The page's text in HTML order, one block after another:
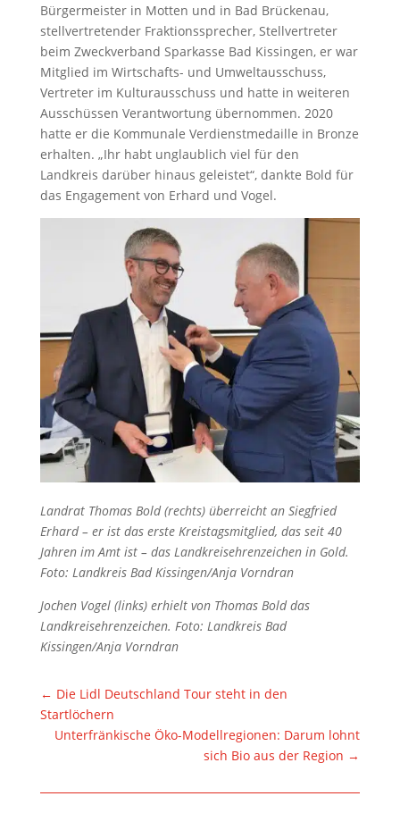
Bürgermeister in Motten und in Bad Brückenau,
stellvertretender Fraktionssprecher, Stellvertreter
beim Zweckverband Sparkasse Bad Kissingen, er war
Mitglied im Wirtschafts- und Umweltausschuss,
Vertreter im Kulturausschuss und hatte in weiteren
Ausschüssen Verantwortung übernommen. 2020
hatte er die Kommunale Verdienstmedaille in Bronze
erhalten. „Ihr habt unglaublich viel für den
Landkreis darüber hinaus geleistet“, dankte Bold für
das Engagement von Erhard und Vogel.
Landrat Thomas Bold (rechts) überreicht an Siegfried
Erhard – er ist das erste Kreistagsmitglied, das seit 40
Jahren im Amt ist – das Landkreisehrenzeichen in Gold.
Foto: Landkreis Bad Kissingen/Anja Vorndran
Jochen Vogel (links) erhielt von Thomas Bold das
Landkreisehrenzeichen. Foto: Landkreis Bad
Kissingen/Anja Vorndran
← Die Lidl Deutschland Tour steht in den
Startlöchern
Unterfränkische Öko-Modellregionen: Darum lohnt
sich Bio aus der Region →